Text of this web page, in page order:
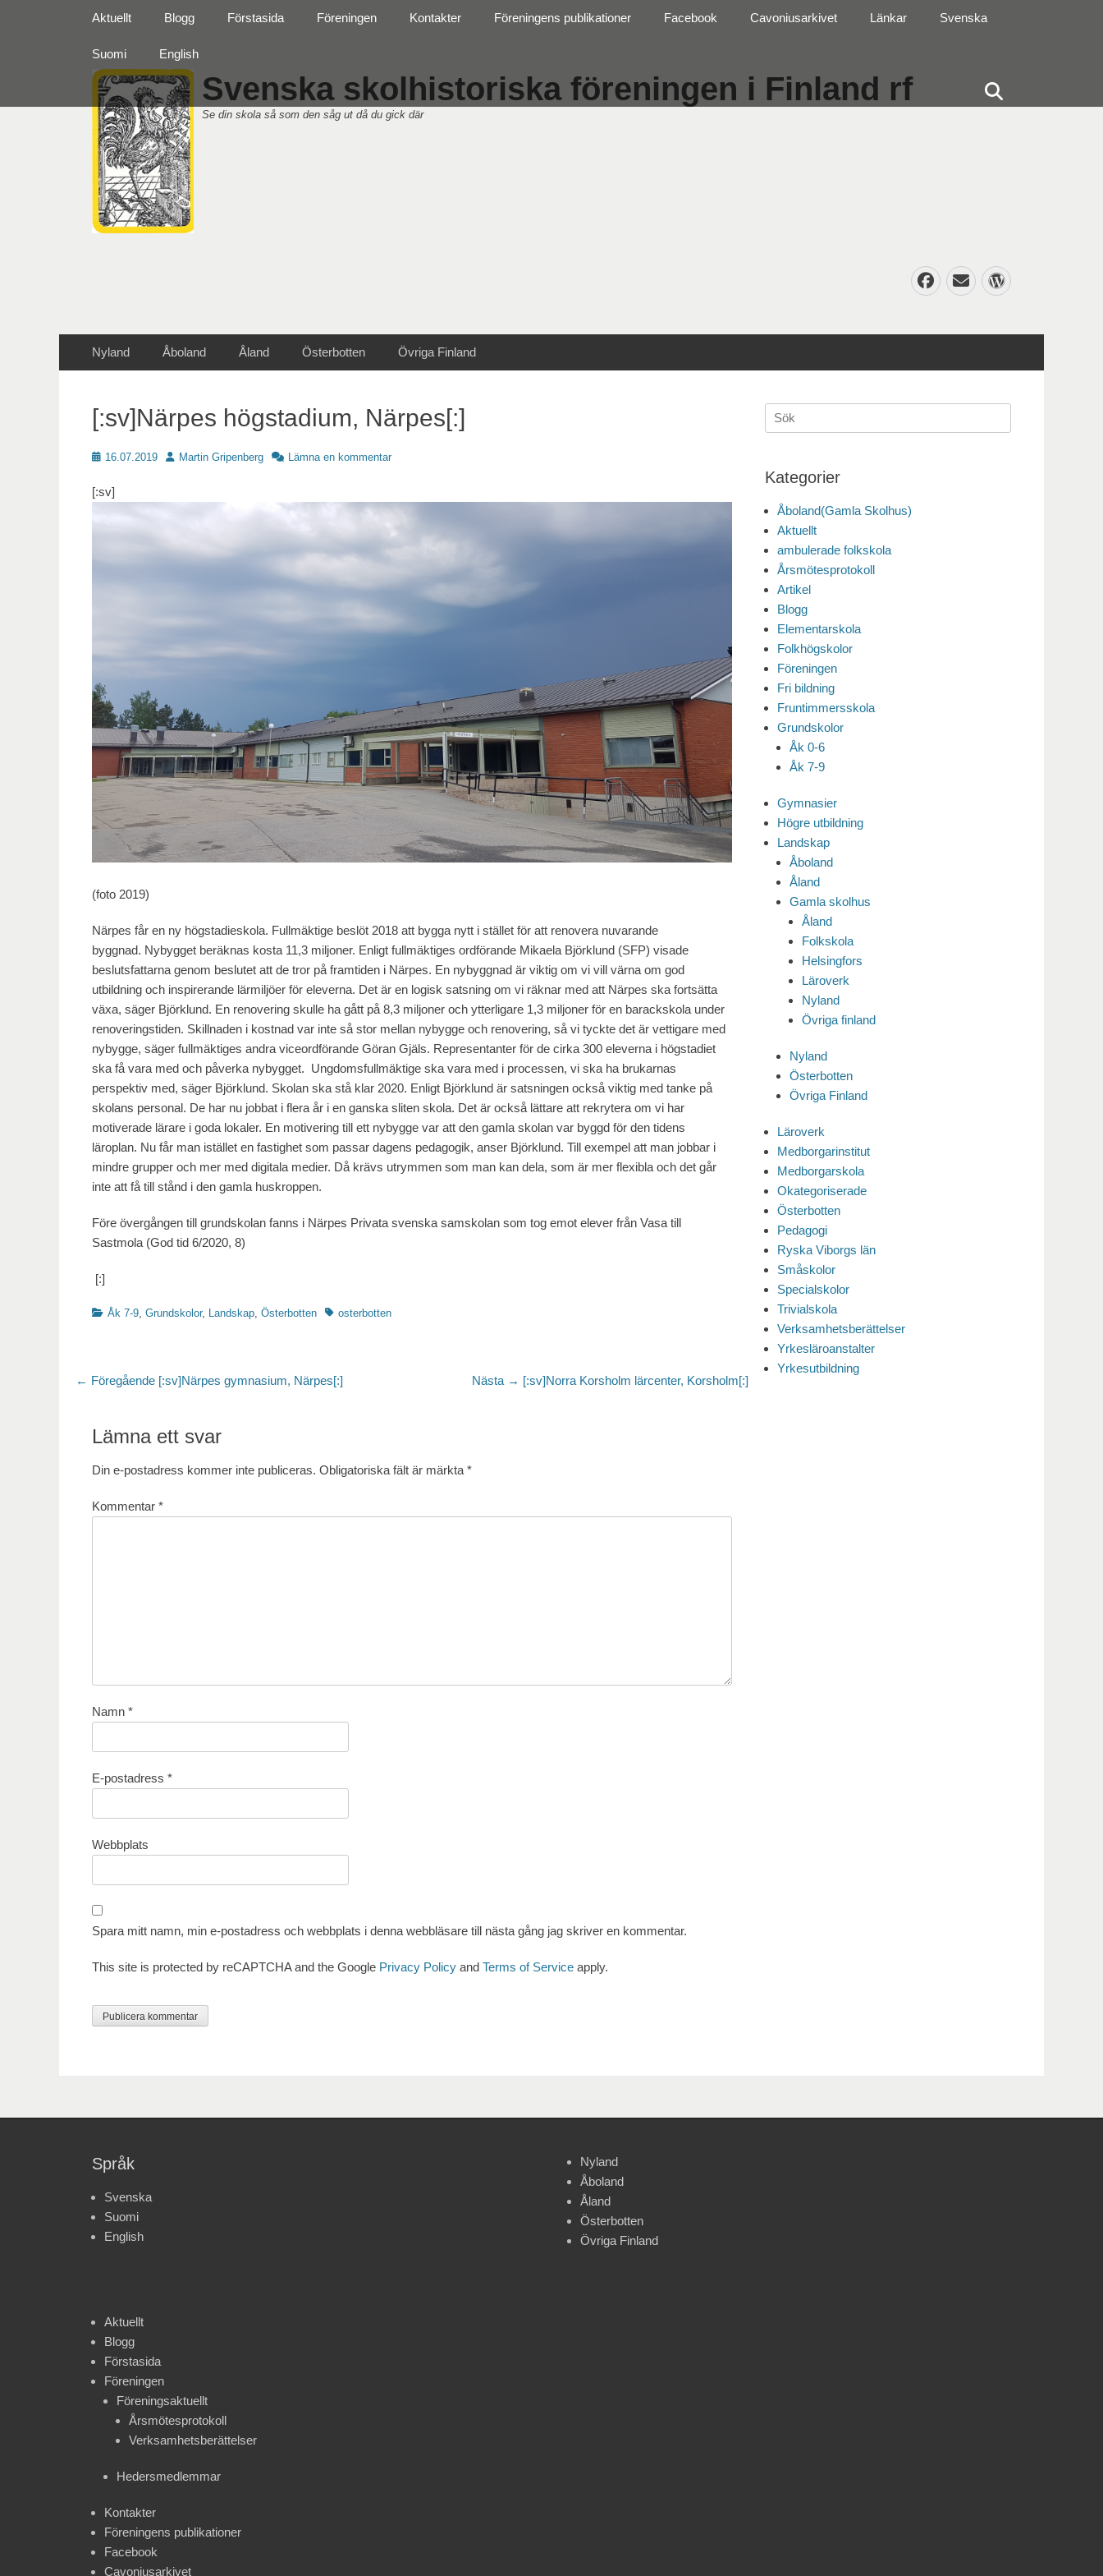
Svenska skolhistoriska föreningen i Finland rf
Se din skola så som den såg ut då du gick där
Facebook
E-
post
Primär meny
innehåll
Aktuellt Blogg Förstasida Föreningen Kontakter Föreningens publikationer Facebook Cavoniusarkivet Länkar Svenska
Suomi English
Sekundär meny
Nyland Åboland Åland Österbotten Övriga Finland
[:sv]Närpes högstadium, Närpes[:]
Publicerat
16.07.2019 Författare
Martin Gripenberg Lämna en kommentar
[:sv]
(foto 2019)
Närpes får en ny högstadieskola. Fullmäktige beslöt 2018 att bygga nytt i stället för att renovera nuvarande
byggnad. Nybygget beräknas kosta 11,3 miljoner. Enligt fullmäktiges ordförande Mikaela Björklund (SFP) visade
beslutsfattarna genom beslutet att de tror på framtiden i Närpes. En nybyggnad är viktig om vi vill värna om god
utbildning och inspirerande lärmiljöer för eleverna. Det är en logisk satsning om vi räknar med att Närpes ska fortsätta
växa, säger Björklund. En renovering skulle ha gått på 8,3 miljoner och ytterligare 1,3 miljoner för en barackskola under
renoveringstiden. Skillnaden i kostnad var inte så stor mellan nybygge och renovering, så vi tyckte det är vettigare med
nybygge, säger fullmäktiges andra viceordförande Göran Gjäls. Representanter för de cirka 300 eleverna i högstadiet
ska få vara med och påverka nybygget. Ungdomsfullmäktige ska vara med i processen, vi ska ha brukarnas
perspektiv med, säger Björklund. Skolan ska stå klar 2020. Enligt Björklund är satsningen också viktig med tanke på
skolans personal. De har nu jobbat i flera år i en ganska sliten skola. Det är också lättare att rekrytera om vi har
motiverade lärare i goda lokaler. En motivering till ett nybygge var att den gamla skolan var byggd för den tidens
läroplan. Nu får man istället en fastighet som passar dagens pedagogik, anser Björklund. Till exempel att man jobbar i
mindre grupper och mer med digitala medier. Då krävs utrymmen som man kan dela, som är mer flexibla och det går
inte att få till stånd i den gamla huskroppen.
Före övergången till grundskolan fanns i Närpes Privata svenska samskolan som tog emot elever från Vasa till
Sastmola (God tid 6/2020, 8)
[:]
Kategorier
Åk 7-9 Grundskolor, Landskap Österbotten Etiketter
osterbotten
Inläggsnavigering
← Föregående Föregående
[:sv]Närpes gymnasium, Närpes[:] Nästa → Nästa
[:sv]Norra Korsholm lärcenter, Korsholm[:]
Lämna ett svar
Din e-postadress kommer inte publiceras. Obligatoriska fält är märkta *
Kommentar *
Namn *
E-postadress *
Webbplats
Spara mitt namn, min e-postadress och webbplats i denna webbläsare till nästa gång jag skriver en kommentar.
This site is protected by reCAPTCHA and the Google Privacy Policy and Terms of Service apply.
Sök
efter:
Kategorier
Åboland(Gamla Skolhus)
Aktuellt
ambulerade folkskola
Årsmötesprotokoll
Artikel
Blogg
Elementarskola
Folkhögskolor
Föreningen
Fri bildning
Fruntimmersskola
Grundskolor
Åk 0-6
Åk 7-9
Gymnasier
Högre utbildning
Landskap
Åboland
Åland
Gamla skolhus
Åland
Folkskola
Helsingfors
Läroverk
Nyland
Övriga finland
Nyland
Österbotten
Övriga Finland
Läroverk
Medborgarinstitut
Medborgarskola
Okategoriserade
Österbotten
Pedagogi
Ryska Viborgs län
Småskolor
Specialskolor
Trivialskola
Verksamhetsberättelser
Yrkesläroanstalter
Yrkesutbildning
Språk
Svenska
Suomi
English
Aktuellt
Blogg
Förstasida
Föreningen
Föreningsaktuellt
Årsmötesprotokoll
Verksamhetsberättelser
Hedersmedlemmar
Kontakter
Föreningens publikationer
Facebook
Cavoniusarkivet
Nyland
Åboland
Åland
Österbotten
Övriga Finland